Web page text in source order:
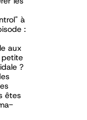
à
:
aux
petite
?
êtes